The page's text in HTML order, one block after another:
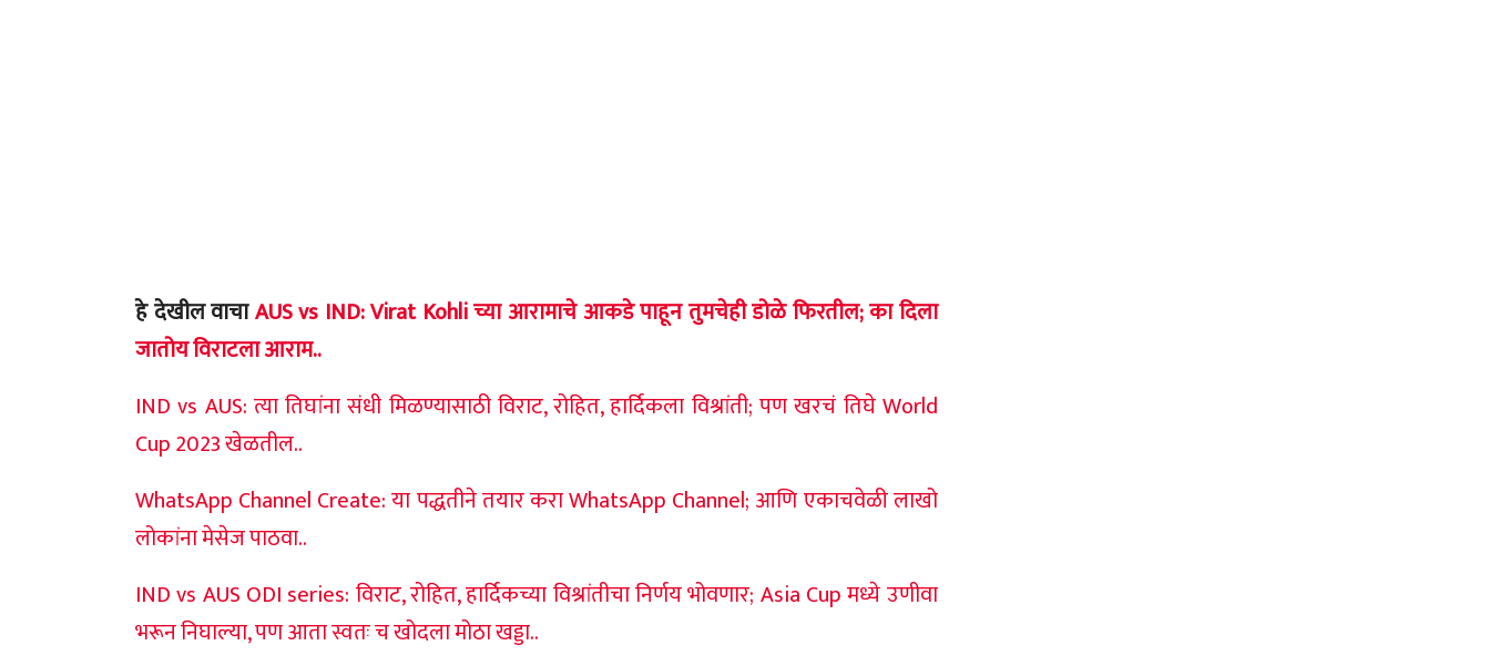
हे देखील वाचाAUS vs IND: Virat Kohli च्या आरामाचे आकडे पाहून तुमचेही डोळे फिरतील; का दिला
जातोय विराटला आराम..
IND vs AUS: त्या तिघांना संधी मिळण्यासाठी विराट, रोहित, हार्दिकला विश्रांती; पण खरचं तिघे World
Cup 2023 खेळतील..
WhatsApp Channel Create: या पद्धतीने तयार करा WhatsApp Channel; आणि एकाचवेळी लाखो
लोकांना मेसेज पाठवा..
IND vs AUS ODI series: विराट, रोहित, हार्दिकच्या विश्रांतीचा निर्णय भोवणार; Asia Cup मध्ये उणीवा
भरून निघाल्या, पण आता स्वतः च खोदला मोठा खड्डा..